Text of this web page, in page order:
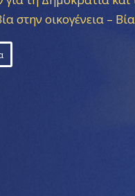
στην οικογένεια –